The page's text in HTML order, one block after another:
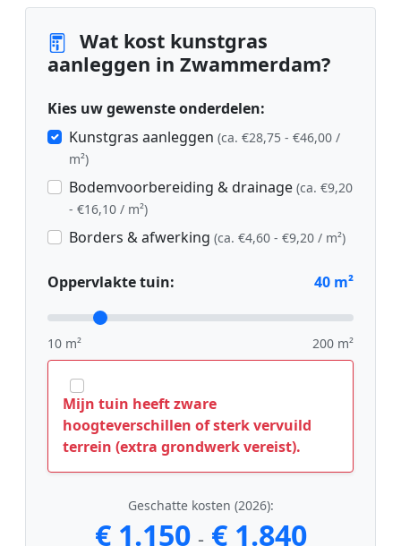
Wat kost kunstgras
aanleggen in Zwammerdam?
Kies uw gewenste onderdelen:
Kunstgras aanleggen (ca. €28,75 - €46,00 /
m²)
Bodemvoorbereiding & drainage (ca. €9,20
- €16,10 / m²)
Borders & afwerking (ca. €4,60 - €9,20 / m²)
Oppervlakte tuin: 40 m²
10 m² 200 m²
Mijn tuin heeft zware
hoogteverschillen of sterk vervuild
terrein (extra grondwerk vereist).
Geschatte kosten (2026):
€ 1.150 - € 1.840